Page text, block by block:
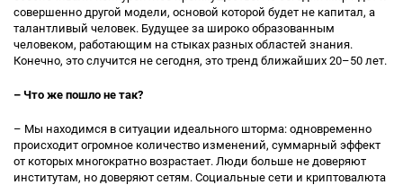
совершенно другой модели, основой которой будет не капитал, а
талантливый человек. Будущее за широко образованным
человеком, работающим на стыках разных областей знания.
Конечно, это случится не сегодня, это тренд ближайших 20–50 лет.
– Что же пошло не так?
– Мы находимся в ситуации идеального шторма: одновременно
происходит огромное количество изменений, суммарный эффект
от которых многократно возрастает. Люди больше не доверяют
институтам, но доверяют сетям. Социальные сети и криптовалюта